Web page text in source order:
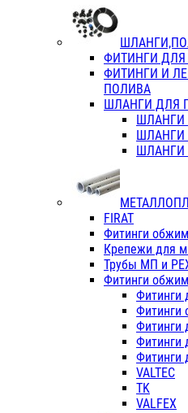
ФИТИНГИ
ФИТИНГИ И
ПОЛИВА
ШЛАНГИ ДЛЯ
ШЛАНГИ
ШЛАНГИ
ШЛАНГИ
FIRAT
Фитинги
Крепежи для
Трубы МП и
Фитинги
Фитинги
Фитинги
Фитинги
Фитинги
VALTEC
TK
VALFEX